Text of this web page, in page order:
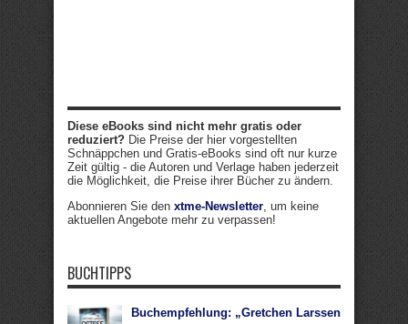
Diese eBooks sind nicht mehr gratis oder
reduziert? Die Preise der hier vorgestellten
Schnäppchen und Gratis-eBooks sind oft nur kurze
Zeit gültig - die Autoren und Verlage haben jederzeit
die Möglichkeit, die Preise ihrer Bücher zu ändern.
Abonnieren Sie den xtme-Newsletter, um keine
aktuellen Angebote mehr zu verpassen!
BUCHTIPPS
Buchempfehlung: „Gretchen Larssen